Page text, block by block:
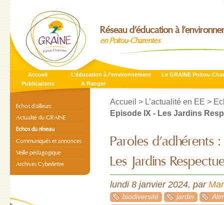
Réseau d’éducation à
en Poitou-Charentes
Accueil L’éducation à l’environnement
Le GRAINE Poitou-
Publications
A Ranger
Accueil > L’actualité en EE >
Episode IX - Les Jardins
Paroles d’adhérents
Les Jardins
lundi 8 janvier 2024, par
biodiversité jardin
Echos d’ailleurs
Actualité du GRAINE
Echos du réseau
Communiqués et annonces
Veille pédagogique
Archives Cyberlettre